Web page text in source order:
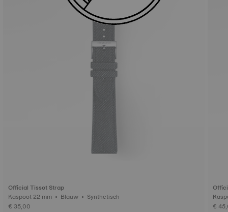
Official Tissot Strap
Kaspoot 22 mm • Blauw • Synthetisch
€ 35,00
€